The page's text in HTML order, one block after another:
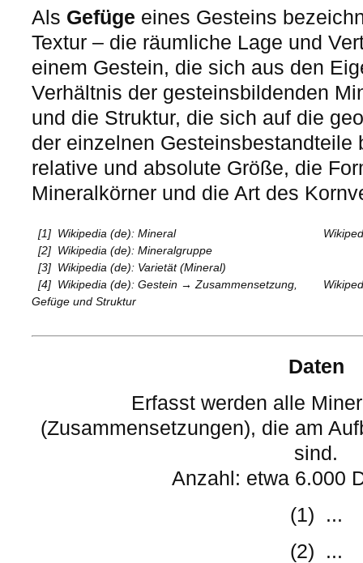
Als Gefüge eines Gesteins
Textur – die räumliche Lage und
einem Gestein, die sich aus den
Verhältnis der gesteinsbildenden
und die Struktur, die sich auf die
der einzelnen Gesteinsbestandteile
relative und absolute Größe, die
Mineralkörner und die Art des
[1] Wikipedia (de): Mineral
[2] Wikipedia (de): Mineralgruppe
[3] Wikipedia (de): Varietät (Mineral)
[4] Wikipedia (de): Gestein → Zusammensetzung,
Gefüge und Struktur
Daten
Erfasst werden alle
(Zusammensetzungen), die am
sind.
Anzahl: etwa 6.000
(1) ...
(2) ...